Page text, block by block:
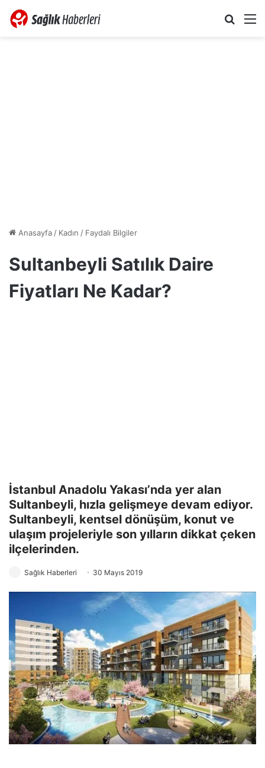
Anasayfa/ Kadın / Faydalı Bilgiler
Sultanbeyli Satılık Daire
Fiyatları Ne Kadar?
İstanbul Anadolu Yakası’nda yer alan
Sultanbeyli, hızla gelişmeye devam ediyor.
Sultanbeyli, kentsel dönüşüm, konut ve
ulaşım projeleriyle son yılların dikkat çeken
ilçelerinden.
Sağlık Haberleri 30 Mayıs 2019